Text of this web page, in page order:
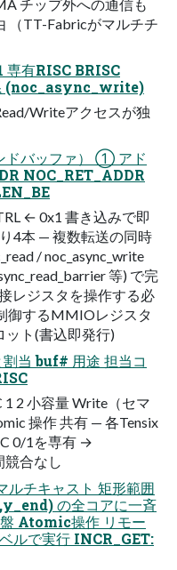
チップ外への通信も
（TT-Fabricがマルチチ
専有RISC BRISC
(noc_async_write)
Writeアクセスが独
ドバッファ） ① アド
NOC_RET_ADDR
← 0x1 書き込みで即
4本 — 複数転送の同時
/ noc_async_write
等) で完
レジスタを操作する必
御するMMIOレジスタ
ット(書込即発行)
当 buf# ⽤途 担当コ
1 2 ⼩容量 Write（セマ
操作 共有 — 各Tensix
0/1を専有 →
競合なし
ルチキャスト 矩形範囲
の全コアに⼀⻫
Atomic操作 リモー
ルで実⾏ INCR_GET: